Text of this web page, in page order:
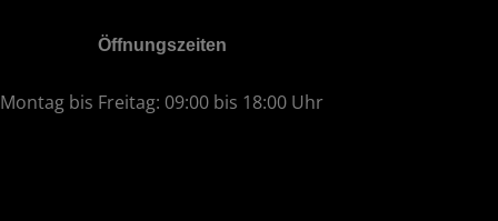
Öffnungszeiten
Montag bis Freitag: 09:00 bis 18:00 Uhr